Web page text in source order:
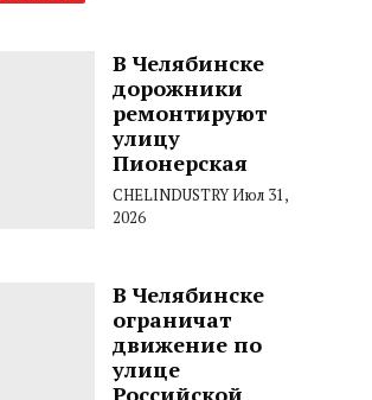
В Челябинске
дорожники
ремонтируют
улицу
Пионерская
CHELINDUSTRYИюл 31,
2026
В Челябинске
ограничат
движение по
улице
Российской